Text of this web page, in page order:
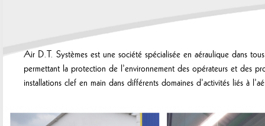
Air D.T. Systèmes est une société spécialisée en aéraulique dans
permettant la protection de l’environnement des opérateurs et des
installations clef en main dans différents domaines d’activités liés à